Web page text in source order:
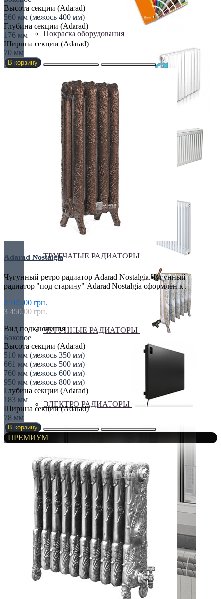
Покраска оборудования
РАДИАТОРЫ ДЛЯ ЗАМЕНЫ
СТАЛЬНЫЕ РАДИАТОРЫ
ТРУБЧАТЫЕ РАДИАТОРЫ
ЧУГУННЫЕ РАДИАТОРЫ
ЭЛЕКТРО РАДИАТОРЫ
Высота секции (Adarad)
560 мм (межось 400 мм)
Глубина секции (Adarad)
176 мм
Ширина секции (Adarad)
70 мм
В корзину
Adarad Nostalgia
Чугунный ретро радиатор Adarad Nostalgia.Чугунный
радиатор "под старину" Adarad Nostalgia оформлен к..
3 105.00 грн.
3 450.00 грн.
Вид подключения
Боковое
Высота секции (Adarad)
510 мм (межось 350 мм)
661 мм (межось 500 мм)
760 мм (межось 600 мм)
950 мм (межось 800 мм)
Глубина секции (Adarad)
183 мм
Ширина секции (Adarad)
78 мм
В корзину
ПРЕМИУМ